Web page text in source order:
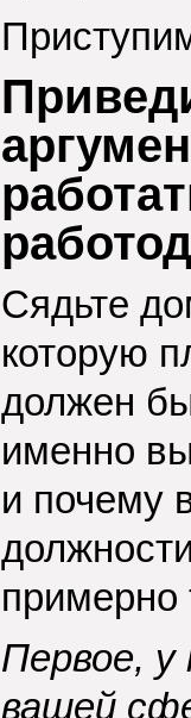
Сядьте
которую
должен
именно
и почему
примерно
Первое,
вашей